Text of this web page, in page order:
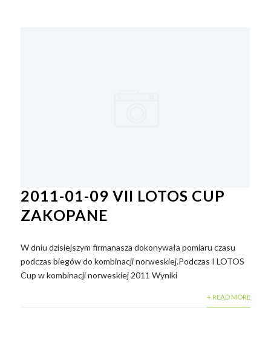
2011-01-09 VII LOTOS CUP
ZAKOPANE
W dniu dzisiejszym firmanasza dokonywała pomiaru czasu
podczas biegów do kombinacji norweskiej.Podczas I LOTOS
Cup w kombinacji norweskiej 2011 Wyniki
+ READ MORE